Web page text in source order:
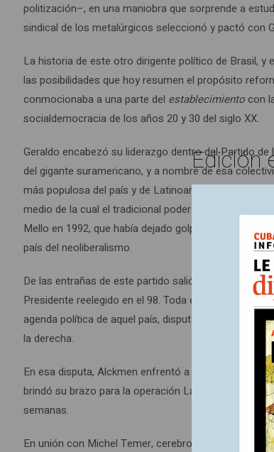
politización–, en una maniobra que sorprende a
sindical de los metalúrgicos seleccionó y pactó con
La historia de este otro dirigente político de Brasil, y
las posibilidades que hoy resumen el propósito
conmocionaba a una parte del establecimientocon
socialdemocracia de los años 20 y 30 del siglo XX.
Geraldo encabezó su liderazgo dentro del Partido
del gigante suramericano, y a nombre de esa
más populosa del país y de Latinoamérica. Entre
medio de la cual el tradicional poder brasileño logró
Mello en 1992, que había dejado golpeada a la
país del neoliberalismo.
De las entrañas de este partido salió Fernando
Presidente reelegido en el 98. Toda esa década y
agenda política de aquel país, disputa solo rota por
la derecha.
En esa disputa, Alckmen enfrentó a Lula en su
brindó su brazo para la operación Lava Jata, el
semanas.
En unión con Michel Temer, cerebro del golpe
Edición